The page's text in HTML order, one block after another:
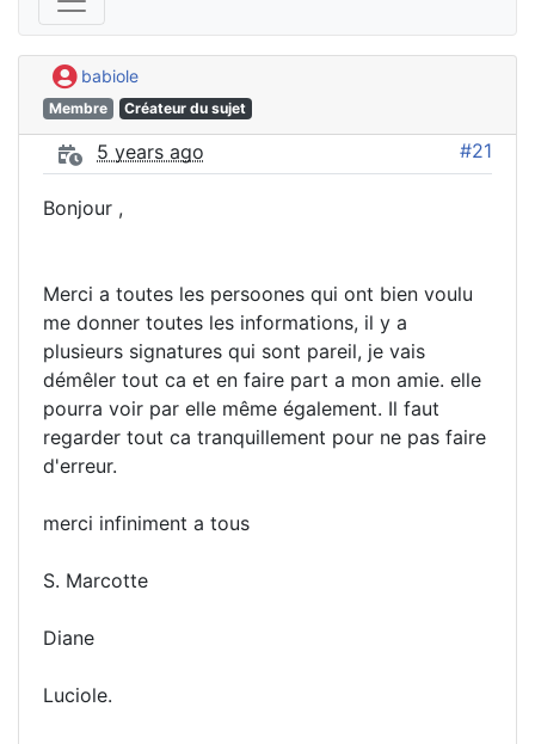
babiole
Membre Créateur du sujet
5 years ago #21
Bonjour ,
Merci a toutes les persoones qui ont bien voulu
me donner toutes les informations, il y a
plusieurs signatures qui sont pareil, je vais
démêler tout ca et en faire part a mon amie. elle
pourra voir par elle même également. Il faut
regarder tout ca tranquillement pour ne pas faire
d'erreur.
merci infiniment a tous
S. Marcotte
Diane
Luciole.